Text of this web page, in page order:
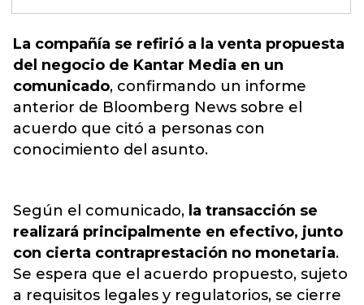
La compañía se refirió a la venta propuesta
del negocio de Kantar Media en un
comunicado, confirmando un informe
anterior de Bloomberg News sobre el
acuerdo que citó a personas con
conocimiento del asunto.
Según el comunicado, la transacción se
realizará principalmente en efectivo, junto
con cierta contraprestación no monetaria.
Se espera que el acuerdo propuesto, sujeto
a requisitos legales y regulatorios, se cierre